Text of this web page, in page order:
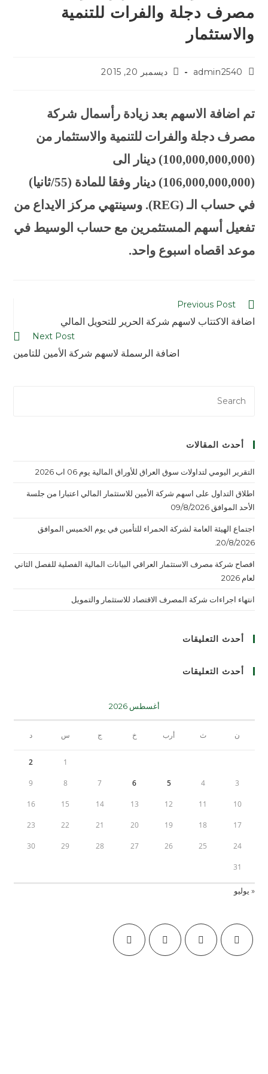
مصرف دجلة والفرات للتنمية
والاستثمار
admin2540 ديسمبر 20, 2015
تم اضافة الاسهم بعد زيادة رأسمال شركة
مصرف دجلة والفرات للتنمية والاستثمار من
(100,000,000,000) دينار الى
(106,000,000,000) دينار وفقا للمادة (55/ثانيا)
في حساب الـ (REG). وسينتهي مركز الايداع من
تفعيل أسهم المستثمرين مع حساب الوسيط في
موعد اقصاه اسبوع واحد.
Previous Post
اضافة الاكتتاب لاسهم شركة الحرير للتحويل المالي
Next Post
اضافة الرسملة لاسهم شركة الأمين للتامين
أحدث المقالات
التقرير اليومي لتداولات سوق العراق للأوراق المالية يوم 06 اب 2026
اطلاق التداول على اسهم شركة الأمين للاستثمار المالي اعتبارا من جلسة
الأحد الموافق 09/8/2026
اجتماع الهيئة العامة لشركة الحمراء للتأمين في يوم الخميس الموافق
20/8/2026.
افصاح شركة مصرف الاستثمار العراقي البيانات المالية الفصلية للفصل الثاني
لعام 2026
انتهاء اجراءات شركة المصرف الاقتصاد للاستثمار والتمويل
أحدث التعليقات
أحدث التعليقات
أغسطس 2026
ن ث أرب خ ج س د
1
2
3
4
5
6
7
8
9
10
11
12
13
14
15
16
17
18
19
20
21
22
23
24
25
26
27
28
29
30
31
« يوليو